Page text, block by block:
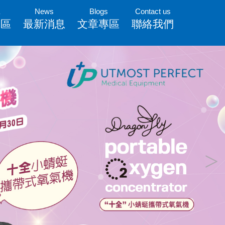
News
最新消息
Blogs
文章專區
Contact us
聯絡我們